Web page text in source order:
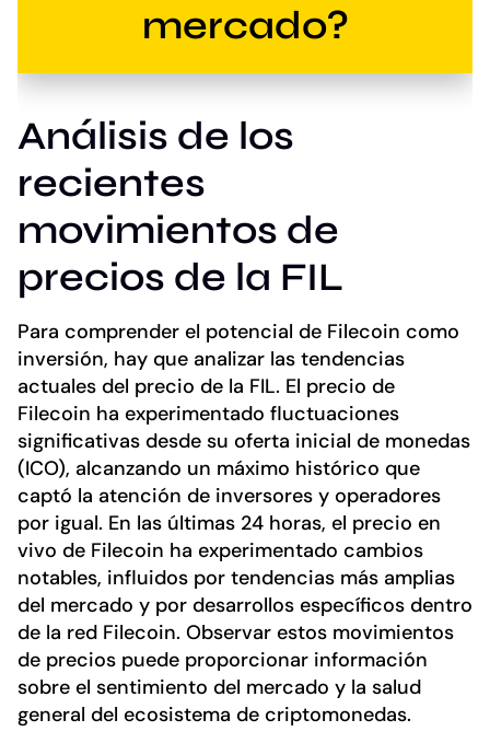
mercado?
Análisis de los
recientes
movimientos de
precios de la FIL
Para comprender el potencial de Filecoin como
inversión, hay que analizar las tendencias
actuales del precio de la FIL. El precio de
Filecoin ha experimentado fluctuaciones
significativas desde su oferta inicial de monedas
(ICO), alcanzando un máximo histórico que
captó la atención de inversores y operadores
por igual. En las últimas 24 horas, el precio en
vivo de Filecoin ha experimentado cambios
notables, influidos por tendencias más amplias
del mercado y por desarrollos específicos dentro
de la red Filecoin. Observar estos movimientos
de precios puede proporcionar información
sobre el sentimiento del mercado y la salud
general del ecosistema de criptomonedas.